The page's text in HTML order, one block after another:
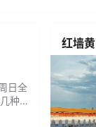
日全
种
红墙